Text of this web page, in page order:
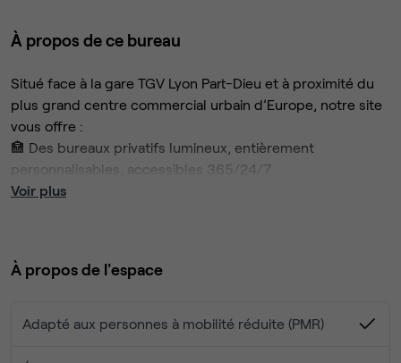
À propos de ce bureau
Situé face à la gare TGV Lyon Part-Dieu et à proximité du
plus grand centre commercial urbain d’Europe, notre site
vous offre :
🏣 Des bureaux privatifs lumineux, entièrement
personnalisables, accessibles 365/24/7
🪑 Un mobilier ergonomique
🍽️ Un bar et une offre de restauration responsable
🍵 Des tisaneries et salons cosy pour des moments de
Voir plus
À propos de l'espace
Adapté aux personnes à mobilité réduite (PMR)